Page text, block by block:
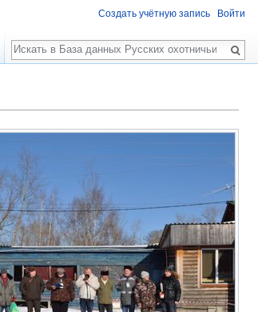
Создать учётную запись Войти
Поиск